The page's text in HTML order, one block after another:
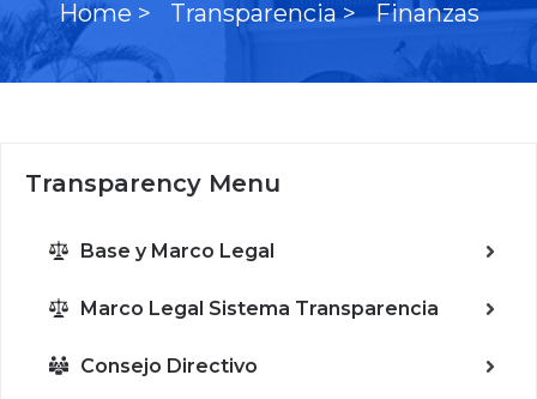
Home > Transparencia > Finanzas
Transparency Menu
Base y Marco Legal
Marco Legal Sistema Transparencia
Consejo Directivo